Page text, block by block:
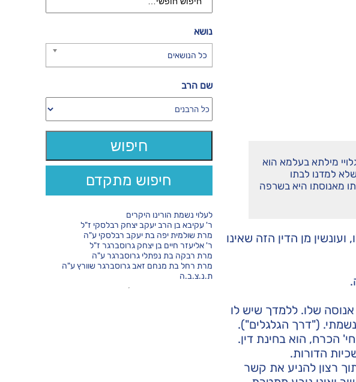
מילתא בעלמא הוא
למדנו לבתו
מאנוסתו היא בשרפה
מן הדין הזה שאינו
שלו. ללמדך שיש לו
("דרך הגלגלים").
הכרח, הוא בחינת דין.
הדורות.
רצון להניע את קשר
נושא
כל הנושאים
שם הרב
חיפוש מתקדם
לעלוי נשמת הורינו היקרים
ר' עקיבא בן הרב יעקב יצחק רבלסקי ז"ל
מרת שולמית יפה בת יעקב רבלסקי ע"ה
ר' אליעזר חיים בן יצחק גרוסברגר ז"ל
מרת רבקה בת נפתלי גרוסברגר ע"ה
מרת רחל בת מנחם זאב גרוסברגר שוורץ ע"ה
ת.נ.צ.ב.ה